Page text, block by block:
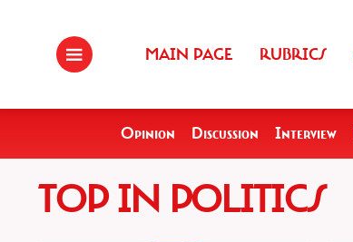
MAIN PAGE RUBRICS
Opinion Discussion Interview
TOP IN POLITICS